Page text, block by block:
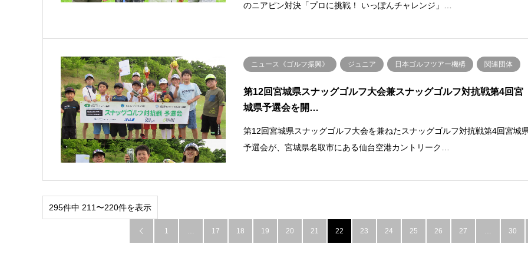
のニアピン対決「プロに挑戦！ いっぽんチャレンジ」…
ニュース《ゴルフ振興》 ジュニア 日本ゴルフツアー機構 関連団体
第12回宮城県スナッグゴルフ大会兼スナッグゴルフ対抗戦第4回宮
城県予選会を開…
第12回宮城県スナッグゴルフ大会を兼ねたスナッグゴルフ対抗戦第4回宮城
予選会が、宮城県名取市にある仙台空港カントリーク…
295件中 211〜220件を表示
 1 … 17 18 19 20 21 22 23 24 25 26 27 … 30